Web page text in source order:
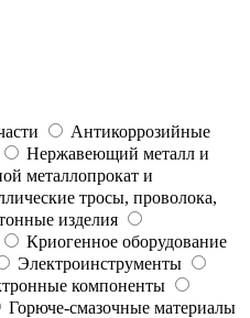
Антикоррозийные
Нержавеющий металл и
металлопрокат и
тросы, проволока,
изделия
Криогенное оборудование
Электроинструменты
компоненты
Горюче-смазочные материалы